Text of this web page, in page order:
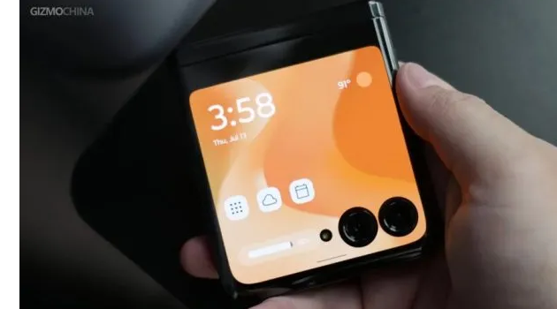
Гаражные Ворота Рольставни
Обновлённый Apple Mac Pro — Обзор Рабочей Станции C
Paramount Получит Права На Трансляцию UFC В США За $7,7 Млрд